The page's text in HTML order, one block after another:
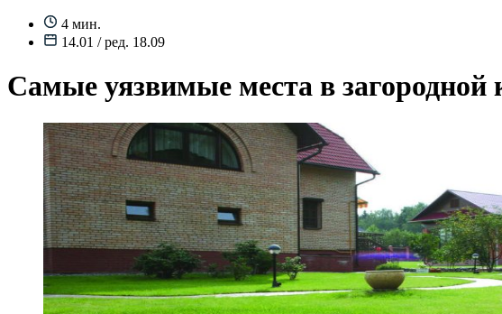
4 мин.
14.01 / ред. 18.09
Самые уязвимые места в загородной